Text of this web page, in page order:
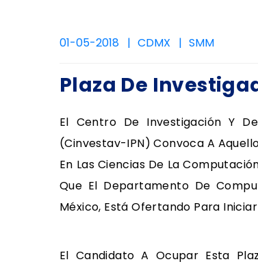
01-05-2018 CDMX SMM
Plaza De
El Centro De Investigación Y
(Cinvestav-IPN) Convoca A
En Las Ciencias De La
Que El Departamento De
México, Está Ofertando Para
El Candidato A Ocupar Esta